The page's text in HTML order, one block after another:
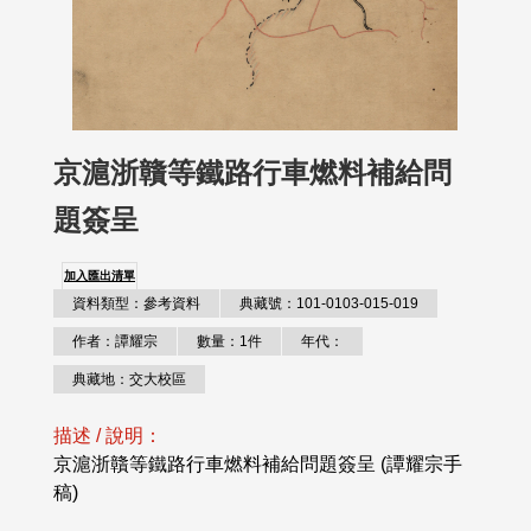
京滬浙贛等鐵路行車燃料補給問
題簽呈
加入匯出清單
資料類型：參考資料 典藏號：101-0103-015-019
作者：譚耀宗 數量：1件 年代：
典藏地：交大校區
描述 / 說明：
京滬浙贛等鐵路行車燃料補給問題簽呈 (譚耀宗手
稿)